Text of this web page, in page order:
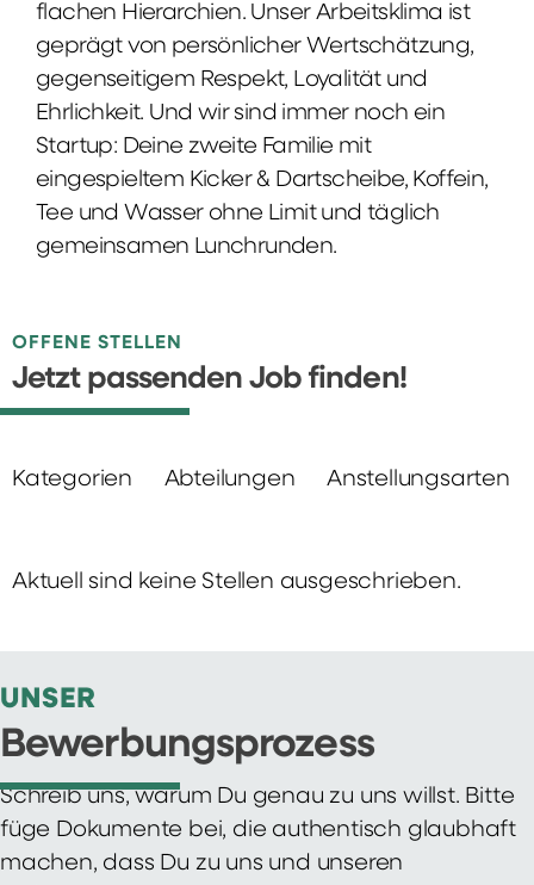
flachen Hierarchien. Unser Arbeitsklima ist
geprägt von persönlicher Wertschätzung,
gegenseitigem Respekt, Loyalität und
Ehrlichkeit. Und wir sind immer noch ein
Startup: Deine zweite Familie mit
eingespieltem Kicker & Dartscheibe, Koffein,
Tee und Wasser ohne Limit und täglich
gemeinsamen Lunchrunden.
OFFENE STELLEN
Jetzt passenden Job finden!
Kategorien Abteilungen Anstellungsarten
Aktuell sind keine Stellen ausgeschrieben.
UNSER
Bewerbungsprozess
Schreib uns, warum Du genau zu uns willst. Bitte
füge Dokumente bei, die authentisch glaubhaft
machen, dass Du zu uns und unseren